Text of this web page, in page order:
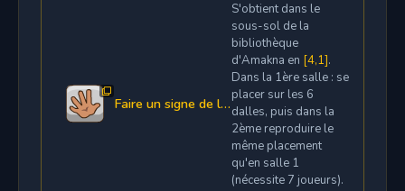
Faire un signe de la main
S'obtient dans le
sous-sol de la
bibliothèque
d'Amakna en [4,1].
Dans la 1ère salle : se
placer sur les 6
dalles, puis dans la
2ème reproduire le
même placement
qu'en salle 1
(nécessite 7 joueurs).